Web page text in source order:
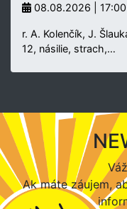
08.08.2026 | 17:00
r. A. Kolenčík, J.
12, násilie, strach,…
Ak máte záujem,